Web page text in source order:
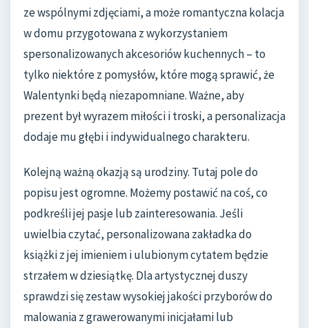
ze wspólnymi zdjęciami, a może romantyczna kolacja
w domu przygotowana z wykorzystaniem
spersonalizowanych akcesoriów kuchennych – to
tylko niektóre z pomysłów, które mogą sprawić, że
Walentynki będą niezapomniane. Ważne, aby
prezent był wyrazem miłości i troski, a personalizacja
dodaje mu głębi i indywidualnego charakteru.
Kolejną ważną okazją są urodziny. Tutaj pole do
popisu jest ogromne. Możemy postawić na coś, co
podkreśli jej pasje lub zainteresowania. Jeśli
uwielbia czytać, personalizowana zakładka do
książki z jej imieniem i ulubionym cytatem będzie
strzałem w dziesiątkę. Dla artystycznej duszy
sprawdzi się zestaw wysokiej jakości przyborów do
malowania z grawerowanymi inicjałami lub